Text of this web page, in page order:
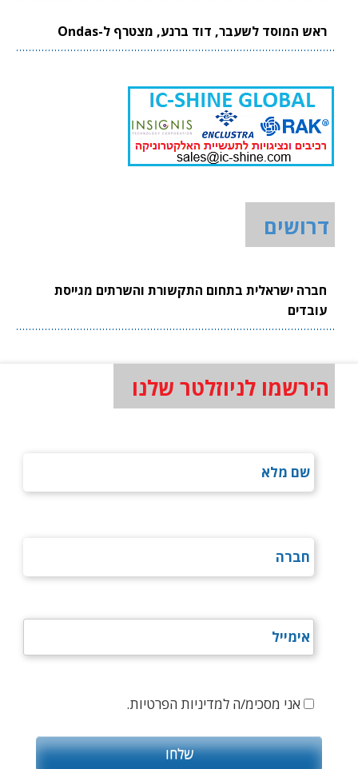
ראש המוסד לשעבר, דוד ברנע, מצטרף ל-Ondas
דרושים
חברה ישראלית בתחום התקשורת והשרתים מגייסת
עובדים
הירשמו לניוזלטר שלנו
אני מסכימ/ה למדיניות הפרטיות.